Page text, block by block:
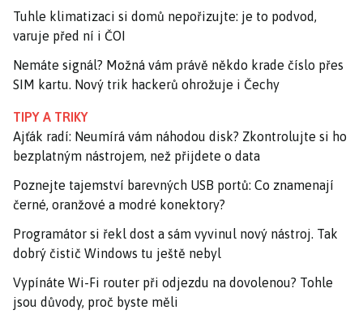
Tuhle klimatizaci si domů nepořizujte: je to podvod,
varuje před ní i ČOI
Nemáte signál? Možná vám právě někdo krade číslo přes
SIM kartu. Nový trik hackerů ohrožuje i Čechy
TIPY A TRIKY
Ajťák radí: Neumírá vám náhodou disk? Zkontrolujte si ho
bezplatným nástrojem, než přijdete o data
Poznejte tajemství barevných USB portů: Co znamenají
černé, oranžové a modré konektory?
Programátor si řekl dost a sám vyvinul nový nástroj. Tak
dobrý čistič Windows tu ještě nebyl
Vypínáte Wi-Fi router při odjezdu na dovolenou? Tohle
jsou důvody, proč byste měli